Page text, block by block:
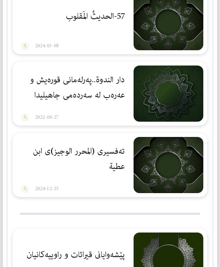
57-الحديثُ المَقلوب
2024-03-08
دار الندوة..پەرلەمانی قورەیش و
عەرەب لە سەردەمی جاهیلیدا
2022-06-27
تەفسیری (المحرر الوجیز)ی ابن
عطیة
2024-12-25
پێشەوايانى قيرائات و راوييەكانيان